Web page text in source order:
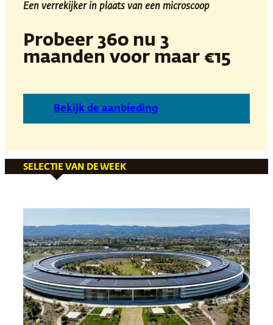
Een verrekijker in plaats van een microscoop
Probeer 360 nu 3
maanden voor maar €15
Bekijk de aanbieding
SELECTIE VAN DE WEEK